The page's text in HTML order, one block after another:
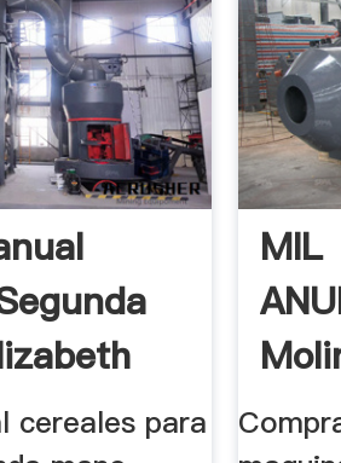
cereales para
MIL